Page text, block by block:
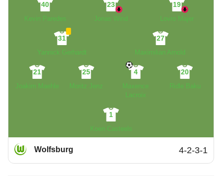
40
Kevin Paredes
23
Jonas Wind
19
Lovro Majer
31
Yannick Gerhardt
27
Maximilian Arnold
21
Joakim Maehle
25
Moritz Jenz
4
Maxence
Lacroix
20
Ridle Baku
1
Koen Casteels
Wolfsburg 4-2-3-1